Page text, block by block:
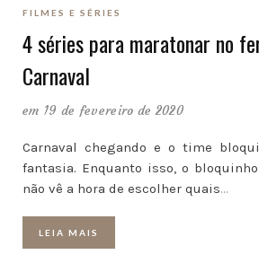
FILMES E SÉRIES
4 séries para maratonar no
Carnaval
em 19 de fevereiro de 2020
Carnaval chegando e o time
fantasia. Enquanto isso, o
não vê a hora de escolher quais…
LEIA MAIS